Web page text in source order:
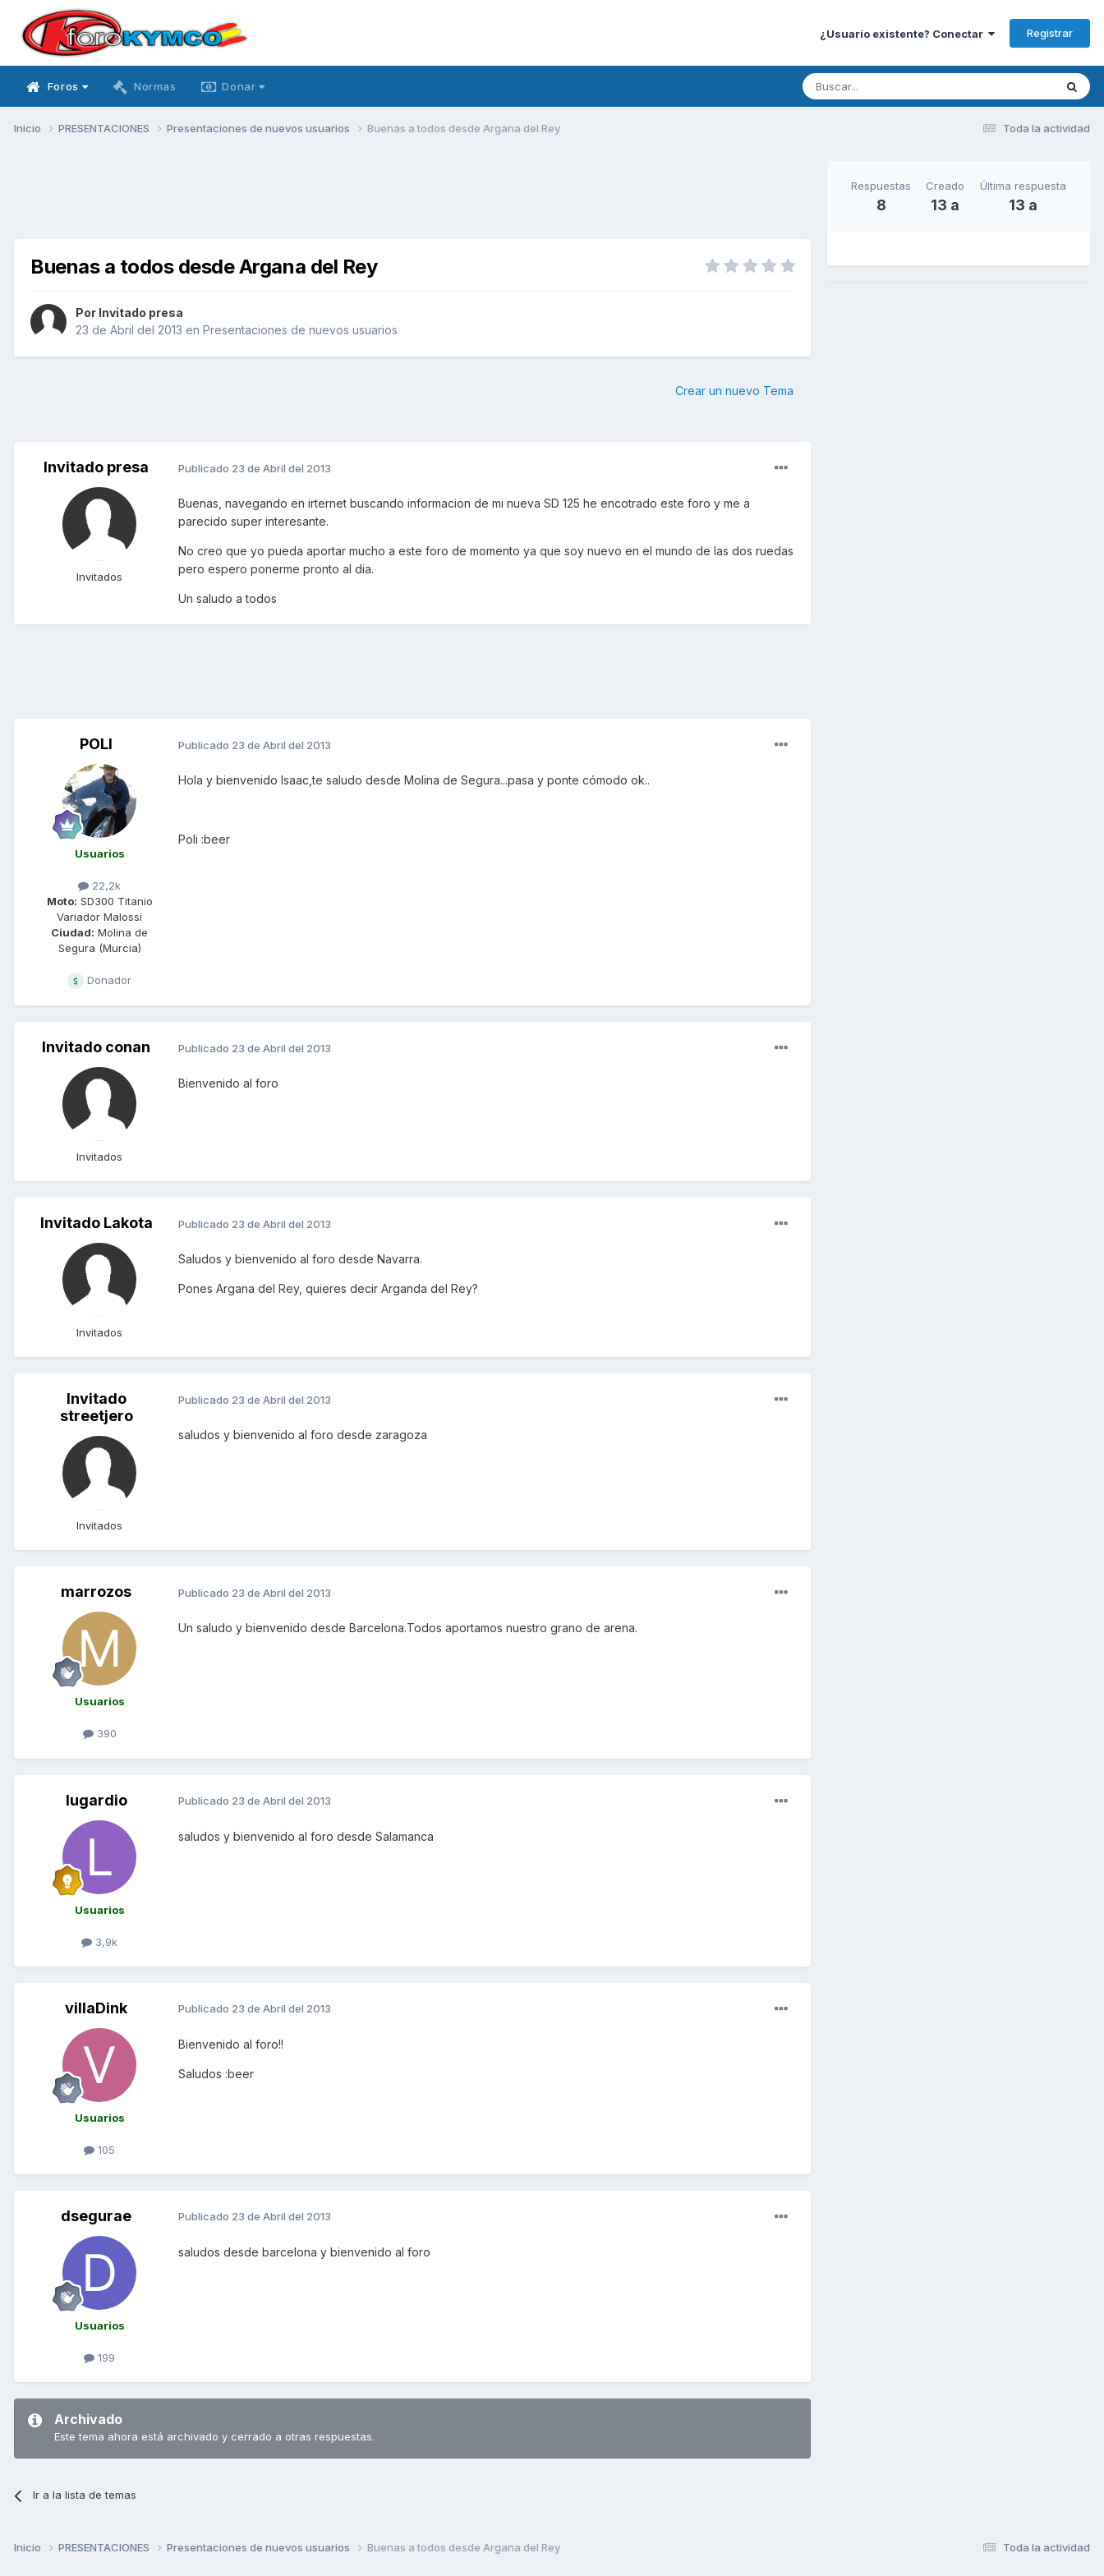
¿Usuario existente? Conectar Registrar
Foros Normas Donar
Toda la actividad
Inicio PRESENTACIONES Presentaciones de nuevos usuarios Buenas a todos desde Argana del Rey
Buenas a todos desde Argana del Rey
Por Invitado presa
23 de Abril del 2013 en Presentaciones de nuevos usuarios
Crear un nuevo Tema
Invitado presa
Invitados
Publicado 23 de Abril del 2013
Buenas, navegando en irternet buscando informacion de mi nueva SD 125 he encotrado este foro y me a
parecido super interesante.
No creo que yo pueda aportar mucho a este foro de momento ya que soy nuevo en el mundo de las dos ruedas
pero espero ponerme pronto al dia.
Un saludo a todos
POLI
Usuarios
22,2k
Moto: SD300 Titanio
Variador Malossi
Ciudad: Molina de
Segura (Murcia)
Donador
Publicado 23 de Abril del 2013
Hola y bienvenido Isaac,te saludo desde Molina de Segura...pasa y ponte cómodo ok..
Poli :beer
Invitado conan
Invitados
Publicado 23 de Abril del 2013
Bienvenido al foro
Invitado Lakota
Invitados
Publicado 23 de Abril del 2013
Saludos y bienvenido al foro desde Navarra.
Pones Argana del Rey, quieres decir Arganda del Rey?
Invitado
streetjero
Invitados
Publicado 23 de Abril del 2013
saludos y bienvenido al foro desde zaragoza
marrozos
Usuarios
390
Publicado 23 de Abril del 2013
Un saludo y bienvenido desde Barcelona.Todos aportamos nuestro grano de arena.
lugardio
Usuarios
3,9k
Publicado 23 de Abril del 2013
saludos y bienvenido al foro desde Salamanca
villaDink
Usuarios
105
Publicado 23 de Abril del 2013
Bienvenido al foro!!
Saludos :beer
dsegurae
Usuarios
199
Publicado 23 de Abril del 2013
saludos desde barcelona y bienvenido al foro
Archivado
Este tema ahora está archivado y cerrado a otras respuestas.
Ir a la lista de temas
Respuestas
8
Creado
13 a
Última respuesta
13 a
Toda la actividad
Inicio PRESENTACIONES Presentaciones de nuevos usuarios Buenas a todos desde Argana del Rey